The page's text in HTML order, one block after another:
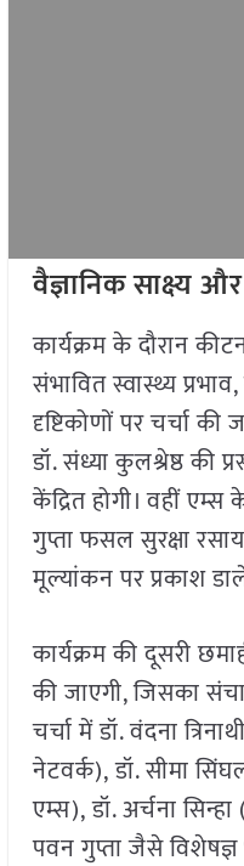
वैज्ञानिक साक्ष्य
कार्यक्रम के दौरान
संभावित स्वास्थ्य
दृष्टिकोणों पर चर्चा की
डॉ. संध्या कुलश्रेष्ठ की
केंद्रित होगी। वहीं एम्स
गुप्ता फसल सुरक्षा
मूल्यांकन पर प्रकाश
कार्यक्रम की दूसरी
की जाएगी, जिसका
चर्चा में डॉ. वंदना
नेटवर्क), डॉ. सीमा
एम्स), डॉ. अर्चना
पवन गुप्ता जैसे